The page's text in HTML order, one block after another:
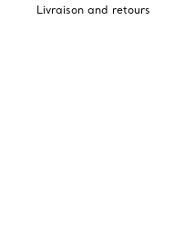
Livraison and retours